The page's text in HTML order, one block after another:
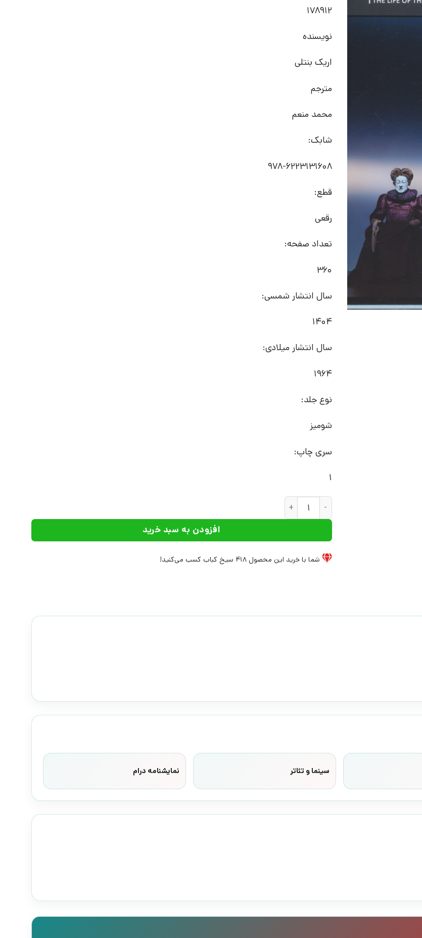
178912
نویسنده
اریک بنتلی
مترجم
محمد منعم
شابک:
قطع:
رقعی
تعداد صفحه:
360
سال انتشار شمسی:
1404
سال انتشار میلادی:
1964
نوع جلد:
شومیز
سری چاپ:
1
کتاب زندگی نمایش | انتشارات بیدگل عدد
افزودن به سبد خرید
شما با خرید این محصول 418 سیخ کباب کسب می‌کنید!
سینما و تئاتر نمایشنامه درام